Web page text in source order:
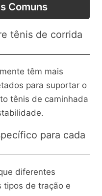
Comuns
tênis de corrida
têm mais
para suportar o
tênis de caminhada
para cada
diferentes
tipos de tração e